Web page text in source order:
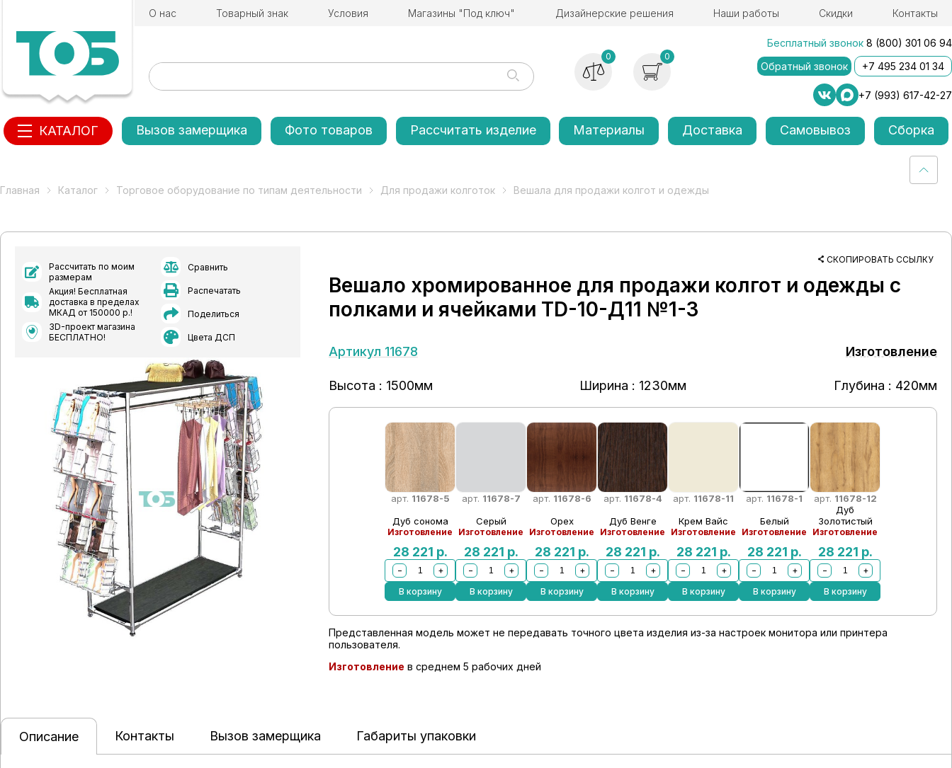
О нас Товарный знак Условия Магазины "Под ключ" Дизайнерские решения Наши работы Скидки Контакты
0 0
Бесплатный звонок 8 (800) 301 06 94
Обратный звонок
+7 495 234 01 34
+7 (993) 617-42-27
КАТАЛОГ Вызов замерщика Фото товаров Рассчитать изделие Материалы Доставка Самовывоз Сборка
Главная Каталог Торговое оборудование по типам деятельности Для продажи колготок Вешала для продажи колгот и одежды
Рассчитать по моим
размерам
Акция! Бесплатная
доставка в пределах
МКАД от 150000 р.!
3D-проект магазина
БЕСПЛАТНО!
Сравнить
Распечатать
Поделиться
Цвета ДСП
СКОПИРОВАТЬ ССЫЛКУ
Вешало хромированное для продажи колгот и одежды с
полками и ячейками TD-10-Д11 №1-3
Артикул 11678 Изготовление
Высота : 1500мм Ширина : 1230мм Глубина : 420мм
арт. 11678-5
Дуб сонома
Изготовление
28 221 р.
−
+
В корзину
арт. 11678-7
Серый
Изготовление
28 221 р.
−
+
В корзину
арт. 11678-6
Орех
Изготовление
28 221 р.
−
+
В корзину
арт. 11678-4
Дуб Венге
Изготовление
28 221 р.
−
+
В корзину
арт. 11678-11
Крем Вайс
Изготовление
28 221 р.
−
+
В корзину
арт. 11678-1
Белый
Изготовление
28 221 р.
−
+
В корзину
арт. 11678-12
Дуб
Золотистый
Изготовление
28 221 р.
−
+
В корзину
Представленная модель может не передавать точного цвета изделия из-за настроек монитора или принтера
пользователя.
Изготовление в среднем 5 рабочих дней
Описание Контакты Вызов замерщика Габариты упаковки